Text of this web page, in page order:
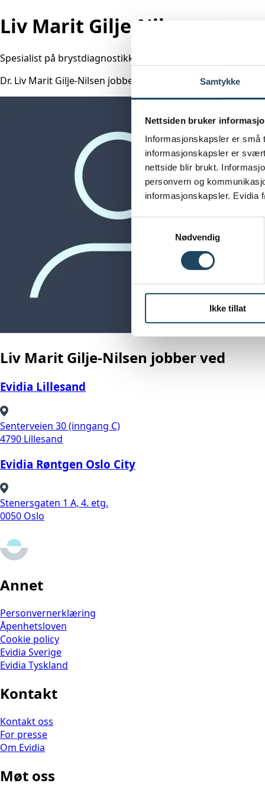
Samtykke
Nettsiden bruker
Informasjonskapsler er små
informasjonskapsler er
nettside blir brukt.
personvern og
informasjonskapsler. Evidia
Nødvendig
Ikke tillat
Liv Marit Gilje-Nilsen
Spesialist på brystdiagnostikk (radiolog)
Dr. Liv Marit Gilje-Nilsen jobber som radiolog ved Aleris
Liv Marit Gilje-Nilsen jobber ved
Evidia Lillesand
Senterveien 30 (inngang C)
4790 Lillesand
Evidia Røntgen Oslo City
Stenersgaten 1 A, 4. etg.
0050 Oslo
Annet
Personvernerklæring
Åpenhetsloven
Cookie policy
Evidia Sverige
Evidia Tyskland
Kontakt
Kontakt oss
For presse
Om Evidia
Møt oss